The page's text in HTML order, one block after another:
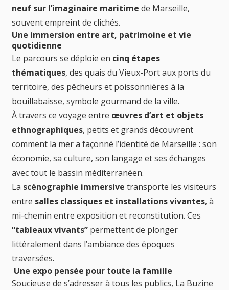
neuf sur l’imaginaire maritime de Marseille,
souvent empreint de clichés.
Une immersion entre art, patrimoine et vie
quotidienne
Le parcours se déploie en cinq étapes
thématiques, des quais du Vieux-Port aux ports du
territoire, des pêcheurs et poissonnières à la
bouillabaisse, symbole gourmand de la ville.
À travers ce voyage entre œuvres d’art et objets
ethnographiques, petits et grands découvrent
comment la mer a façonné l’identité de Marseille : son
économie, sa culture, son langage et ses échanges
avec tout le bassin méditerranéen.
La scénographie immersive transporte les visiteurs
entre salles classiques et installations vivantes, à
mi-chemin entre exposition et reconstitution. Ces
“tableaux vivants” permettent de plonger
littéralement dans l’ambiance des époques
traversées.
Une expo pensée pour toute la famille
Soucieuse de s’adresser à tous les publics, La Buzine